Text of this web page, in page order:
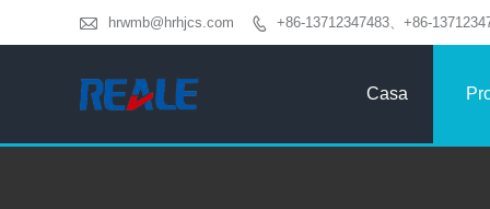
 hrwmb@hrhjcs.com  +86-13712347483、+86-
Casa